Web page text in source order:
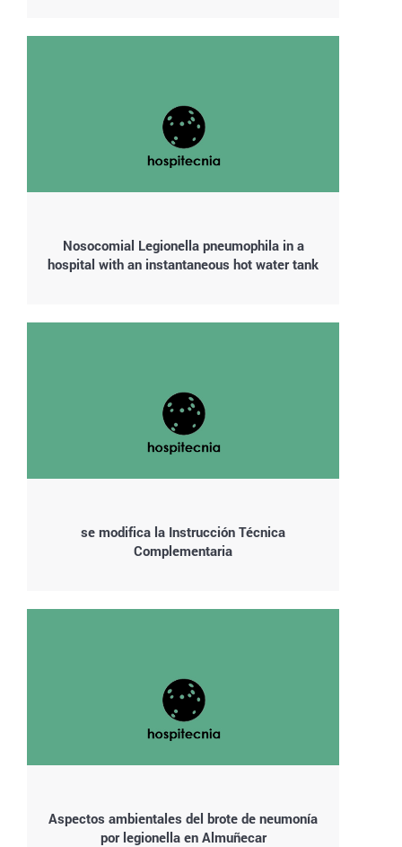
Nosocomial Legionella pneumophila in a
hospital with an instantaneous hot water tank
se modifica la Instrucción Técnica
Complementaria
Aspectos ambientales del brote de neumonía
por legionella en Almuñecar